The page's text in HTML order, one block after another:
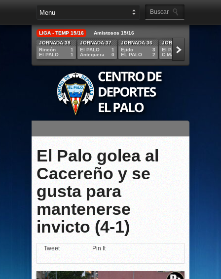
LIGA - TEMP 15/16
Amistosos 15/16
JORNADA 38
Rincón
El PALO
1
1
JORNADA 37
El PALO
Antequera
1
0
JORNADA 36
Ejido
EL PALO
3
2
JORNADA 35
El PALO
C.Mármol
El Palo golea al
Cacereño y se
gusta para
mantenerse
invicto (4-1)
Tweet Pin It